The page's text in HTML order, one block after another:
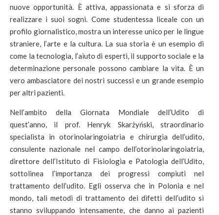
nuove opportunità. È attiva, appassionata e si sforza di
realizzare i suoi sogni. Come studentessa liceale con un
profilo giornalistico, mostra un interesse unico per le lingue
straniere, l’arte e la cultura. La sua storia è un esempio di
come la tecnologia, l’aiuto di esperti, il supporto sociale e la
determinazione personale possono cambiare la vita. È un
vero ambasciatore dei nostri successi e un grande esempio
per altri pazienti.
Nell’ambito della Giornata Mondiale dell’Udito di
quest’anno, il prof. Henryk Skarżyński, straordinario
specialista in otorinolaringoiatria e chirurgia dell’udito,
consulente nazionale nel campo dell’otorinolaringoiatria,
direttore dell’Istituto di Fisiologia e Patologia dell’Udito,
sottolinea l’importanza dei progressi compiuti nel
trattamento dell’udito. Egli osserva che in Polonia e nel
mondo, tali metodi di trattamento dei difetti dell’udito si
stanno sviluppando intensamente, che danno ai pazienti